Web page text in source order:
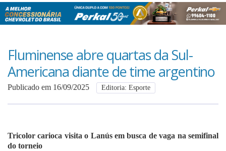
Home
Anuncie
Anuncie
Fale Conosco
Fluminense abre quartas da Sul-
Americana diante de time argentino
Publicado em 16/09/2025 Editoria: Esporte
Tricolor carioca visita o Lanús em busca de vaga na semifinal
do torneio